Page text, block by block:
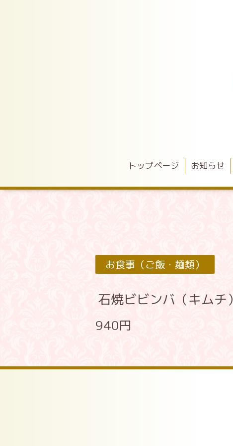
トップページ お知らせ
お食事（ご飯・麺類）
石焼ビビンバ（キムチ）
940円